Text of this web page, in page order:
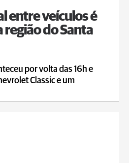
entre veículos é
região do Santa
por volta das 16h e
Classic e um